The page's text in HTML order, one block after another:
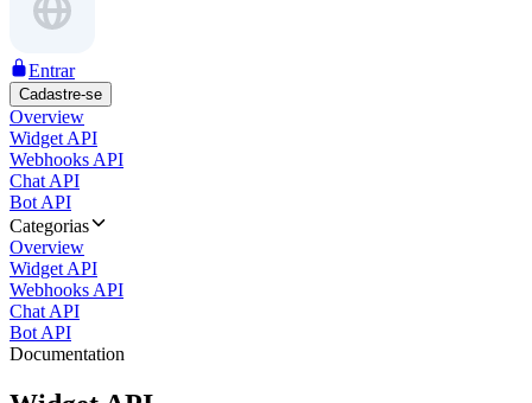
Entrar
Cadastre-se
Overview
Widget API
Webhooks API
Chat API
Bot API
Categorias
Overview
Widget API
Webhooks API
Chat API
Bot API
Documentation